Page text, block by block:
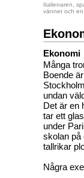
Italienaren,
vänner och en
Ekonomi
Många
Boende
undan
Det är en
tar ett
under
skolan på
tallrikar
Några